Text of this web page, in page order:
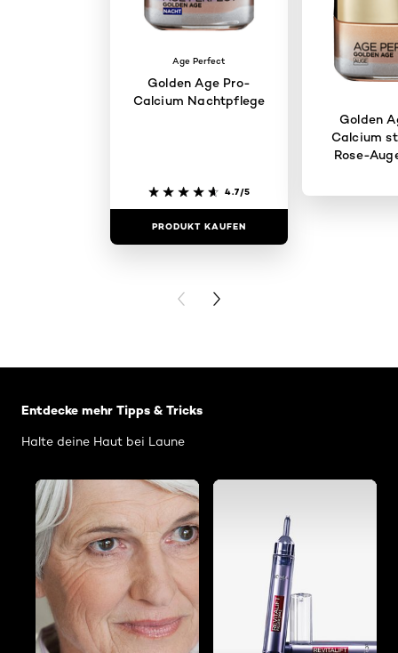
Age Perfect
Golden Age Pro-
Calcium Nachtpflege
4.7/5
PRODUKT KAUFEN
Golden
Calcium
Rose-
PREVIOUS CARD
NEXT CARD
Entdecke mehr Tipps & Tricks
Halte deine Haut bei Laune